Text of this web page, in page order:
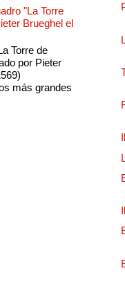
"La Torre
Brueghel el
Torre de
por Pieter
más grandes